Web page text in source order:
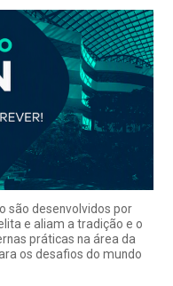
são desenvolvidos por
e aliam a tradição e o
práticas na área da
os desafios do mundo